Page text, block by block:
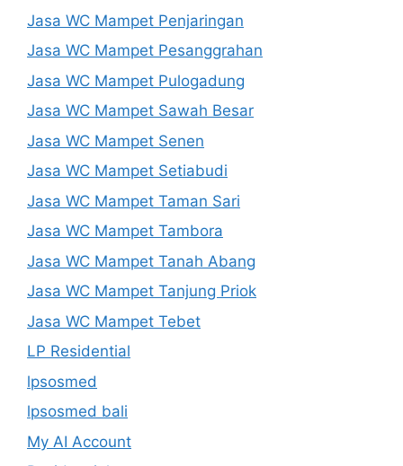
Jasa WC Mampet Penjaringan
Jasa WC Mampet Pesanggrahan
Jasa WC Mampet Pulogadung
Jasa WC Mampet Sawah Besar
Jasa WC Mampet Senen
Jasa WC Mampet Setiabudi
Jasa WC Mampet Taman Sari
Jasa WC Mampet Tambora
Jasa WC Mampet Tanah Abang
Jasa WC Mampet Tanjung Priok
Jasa WC Mampet Tebet
LP Residential
lpsosmed
lpsosmed bali
My AI Account